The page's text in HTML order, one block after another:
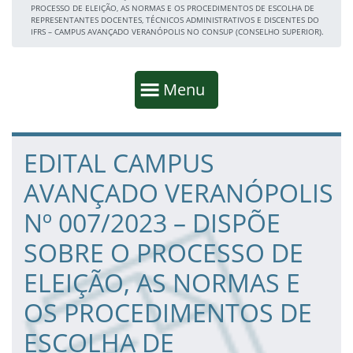
PROCESSO DE ELEIÇÃO, AS NORMAS E OS PROCEDIMENTOS DE ESCOLHA DE
REPRESENTANTES DOCENTES, TÉCNICOS ADMINISTRATIVOS E DISCENTES DO
IFRS – CAMPUS AVANÇADO VERANÓPOLIS NO CONSUP (CONSELHO SUPERIOR).
Mostrar
Menu
Fim da navegação
Início do conteúdo
EDITAL CAMPUS
AVANÇADO VERANÓPOLIS
Nº 007/2023 – DISPÕE
SOBRE O PROCESSO DE
ELEIÇÃO, AS NORMAS E
OS PROCEDIMENTOS DE
ESCOLHA DE